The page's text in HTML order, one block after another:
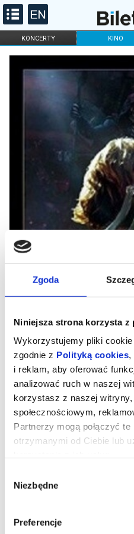
Zgoda
Niniejsza strona korzysta z
Wykorzystujemy pliki cookie
zgodnie z Polityką cookies,
i reklam, aby oferować
analizować ruch w naszej
korzystasz z naszej
społecznościowym,
Partnerzy mogą połączyć
otrzymanymi od Ciebie lub
zgody
Niezbędne
Preferencje
KONCERTY KINO
FILHARMONIA OPERA I
DLA DZIECI
WŁADCY
DUBBING
UWAGA!W zwiąku z
Adam jest na co dzień księciem
potrzeba po wypowiedzeniu